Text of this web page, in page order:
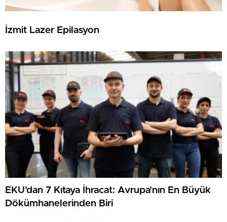
İzmit Lazer Epilasyon
EKU’dan 7 Kıtaya İhracat: Avrupa’nın En Büyük
Dökümhanelerinden Biri